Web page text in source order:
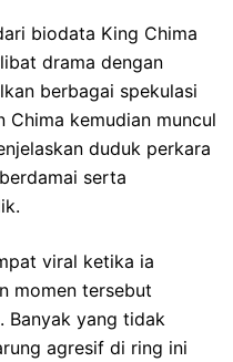
biodata King Chima
drama dengan
berbagai spekulasi
Chima kemudian muncul
duduk perkara
serta
viral ketika ia
momen tersebut
Banyak yang tidak
agresif di ring ini